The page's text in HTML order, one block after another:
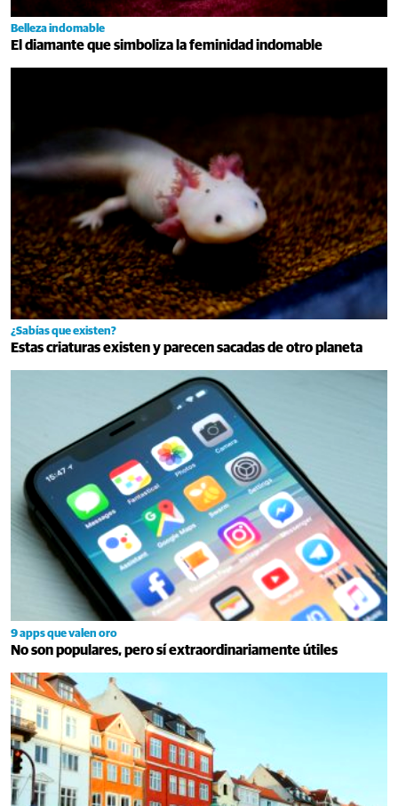
Belleza indomable
El diamante que simboliza la feminidad indomable
¿Sabías que existen?
Estas criaturas existen y parecen sacadas de otro planeta
9 apps que valen oro
No son populares, pero sí extraordinariamente útiles